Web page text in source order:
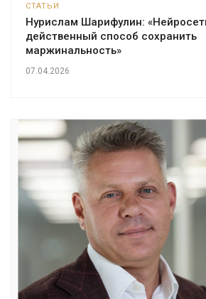
СТАТЬИ
Нурислам Шарифулин:
действенный способ сохранить
маржинальность»
07.04.2026